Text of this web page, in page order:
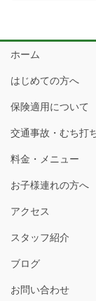
ホーム
はじめての方へ
保険適用について
交通事故・むち打
料金・メニュー
お子様連れの方へ
アクセス
スタッフ紹介
ブログ
お問い合わせ